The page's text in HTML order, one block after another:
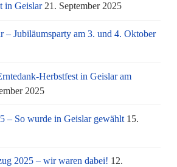
in Geislar 21. September 2025
– Jubiläumsparty am 3. und 4. Oktober
Herbstfest in Geislar am
2025
– So wurde in Geislar gewählt 15.
2025 – wir waren dabei! 12.